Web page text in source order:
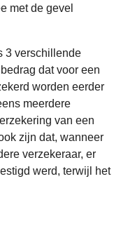
met de gevel
3 verschillende
dat voor een
worden eerder
meerdere
van een
zijn dat, wanneer
verzekeraar, er
werd, terwijl het